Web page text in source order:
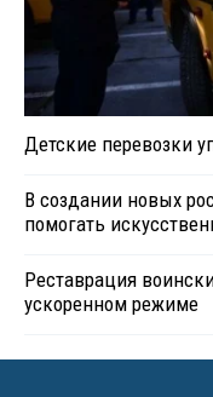
Детские перевозки
В создании новых
помогать
Реставрация
ускоренном режиме